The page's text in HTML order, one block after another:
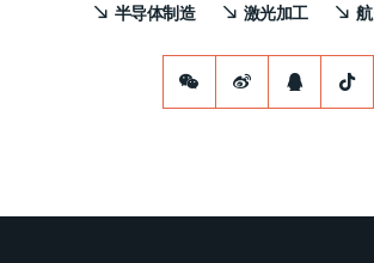
半导体制造 激光加工